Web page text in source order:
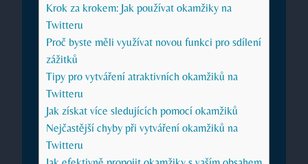
Krok za krokem: Jak používat okamžiky na
Twitteru
Proč byste měli využívat novou funkci pro sdílení
zážitků
Tipy pro vytváření atraktivních okamžiků na
Twitteru
Jak získat více sledujících pomocí okamžiků
Nejčastější chyby při vytváření okamžiků na
Twitteru